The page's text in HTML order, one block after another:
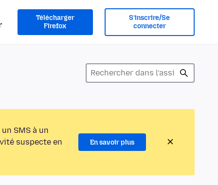
Télécharger
Firefox
S’inscrire/Se
connecter
SMS à un
suspecte en
En savoir plus